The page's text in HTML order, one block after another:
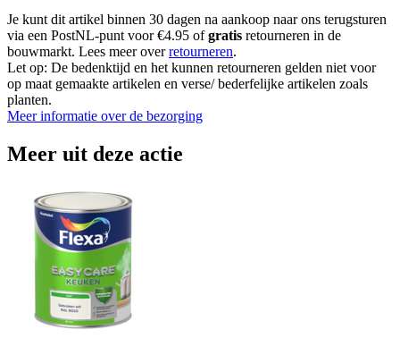
Je kunt dit artikel binnen 30 dagen na aankoop naar ons terugsturen
via een PostNL-punt voor €4.95 ofgratis retourneren in de
bouwmarkt. Lees meer overretourneren.
Let op: De bedenktijd en het kunnen retourneren gelden niet voor
op maat gemaakte artikelen en verse/ bederfelijke artikelen zoals
planten.
Meer informatie over de bezorging
Meer uit deze actie